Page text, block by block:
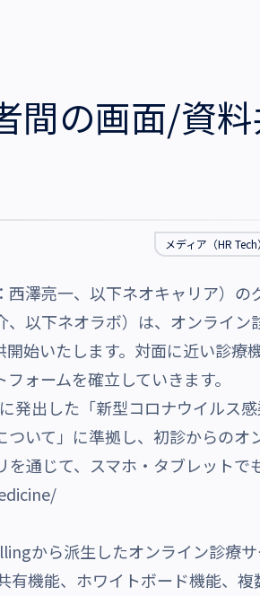
間の画面/資
メディア（HR Tech）
澤亮一、以下ネオキャリア）の
以下ネオラボ）は、オンライン
始いたします。対面に近い診療
ォームを確立していきます。
発出した「新型コロナウイルス
いて」に準拠し、初診からのオ
通じて、スマホ・タブレットで
から派生したオンライン診療
機能、ホワイトボード機能、